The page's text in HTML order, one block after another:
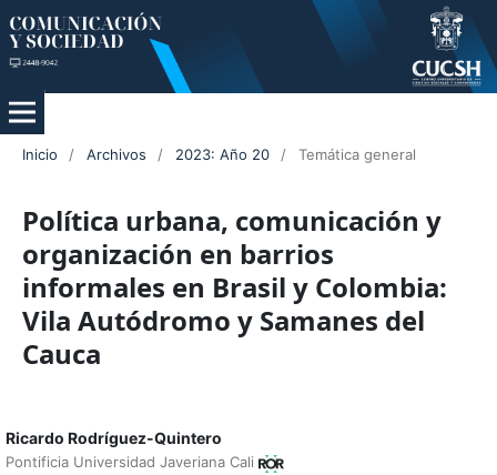
Inicio / Archivos / 2023: Año 20 / Temática general
Política urbana, comunicación y
organización en barrios
informales en Brasil y Colombia:
Vila Autódromo y Samanes del
Cauca
Ricardo Rodríguez-Quintero
Pontificia Universidad Javeriana Cali